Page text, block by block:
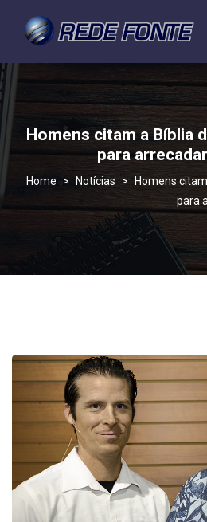
Homens citam a Bíblia
para
> Notícias >
Homens
para